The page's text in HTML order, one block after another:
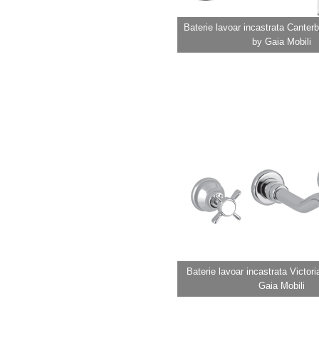
Baterie lavoar incastrata
by Gaia Mobili
Baterie lavoar incastrata
Gaia Mobili